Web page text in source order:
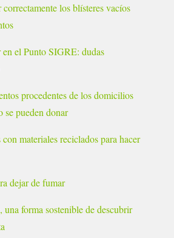
los blísteres vacíos
en el Punto SIGRE: dudas
procedentes de los domicilios
se pueden donar
materiales reciclados para hacer
dejar de fumar
una forma sostenible de descubrir